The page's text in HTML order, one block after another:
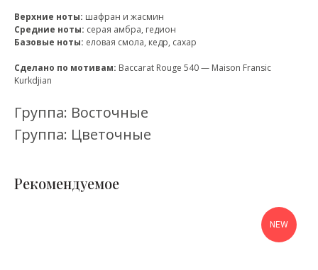
Верхние ноты: шафран и жасмин
Средние ноты: серая амбра, гедион
Базовые ноты: еловая смола, кедр, сахар
Сделано по мотивам: Baccarat Rouge 540 — Maison Fransic
Kurkdjian
Группа: Восточные
Группа: Цветочные
Рекомендуемое
NEW